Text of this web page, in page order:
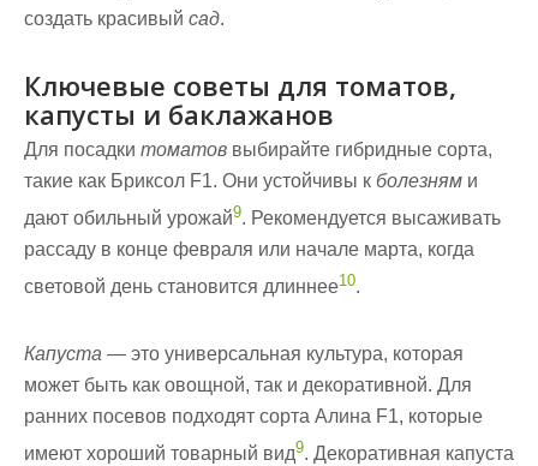
создать красивый сад.
Ключевые советы для томатов,
капусты и баклажанов
Для посадки томатов выбирайте гибридные сорта,
такие как Бриксол F1. Они устойчивы к болезням и
дают обильный урожай9. Рекомендуется высаживать
рассаду в конце февраля или начале марта, когда
световой день становится длиннее10.
Капуста — это универсальная культура, которая
может быть как овощной, так и декоративной. Для
ранних посевов подходят сорта Алина F1, которые
имеют хороший товарный вид9. Декоративная капуста